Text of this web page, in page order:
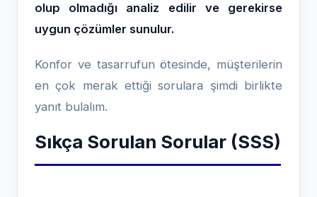
olup olmadığı analiz edilir ve gerekirse
uygun çözümler sunulur.
Konfor ve tasarrufun ötesinde, müşterilerin
en çok merak ettiği sorulara şimdi birlikte
yanıt bulalım.
Sıkça Sorulan Sorular (SSS)